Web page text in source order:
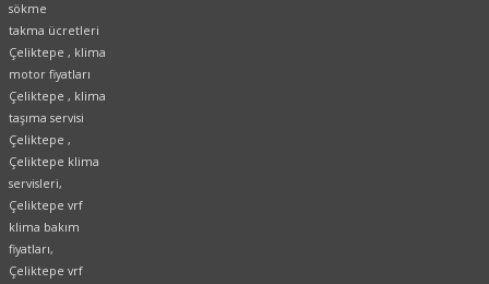
sökme
takma ücretleri
Çeliktepe , klima
motor fiyatları
Çeliktepe , klima
taşıma servisi
Çeliktepe ,
Çeliktepe klima
servisleri,
Çeliktepe vrf
klima bakım
fiyatları,
Çeliktepe vrf